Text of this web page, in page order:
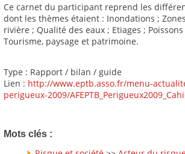
Ce carnet du participant reprend les
dont les thèmes étaient : Inondations ;
rivière ; Qualité des eaux ; Etiages ;
Tourisme, paysage et patrimoine.
Type : Rapport / bilan / guide
Lien : http://www.eptb.asso.fr/menu-
perigueux-2009/
Mots clés :